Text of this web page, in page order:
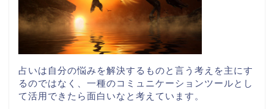
占いは自分の悩みを解決するものと言う考えを主にす
るのではなく、一種のコミュニケーションツールとし
て活用できたら面白いなと考えています。